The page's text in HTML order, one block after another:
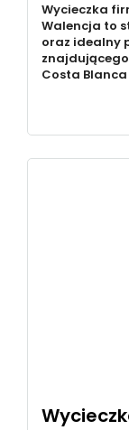
Wycieczka
Walencja to
oraz idealny
Costa Blanca